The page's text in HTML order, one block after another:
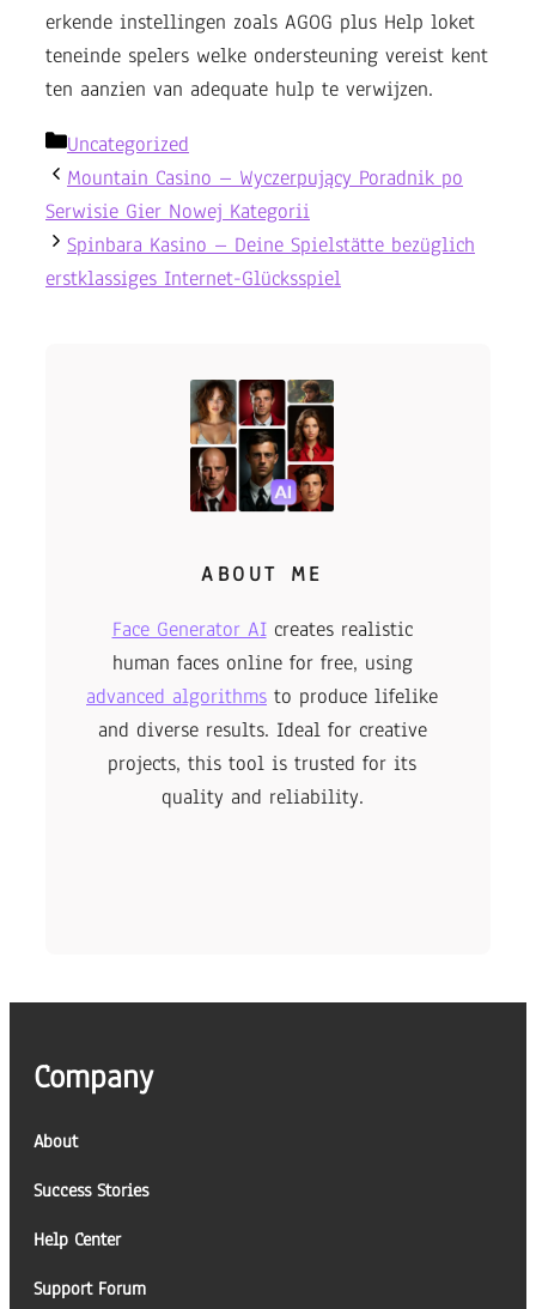
erkende instellingen zoals AGOG plus Help loket
teneinde spelers welke ondersteuning vereist kent
ten aanzien van adequate hulp te verwijzen.
Categories
Uncategorized
Mountain Casino – Wyczerpujący Poradnik po
Serwisie Gier Nowej Kategorii
Spinbara Kasino – Deine Spielstätte bezüglich
erstklassiges Internet-Glücksspiel
ABOUT ME
Face Generator AIcreates realistic
human faces online for free, using
advanced algorithms to produce lifelike
and diverse results. Ideal for creative
projects, this tool is trusted for its
quality and reliability.
Company
About
Success Stories
Help Center
Support Forum